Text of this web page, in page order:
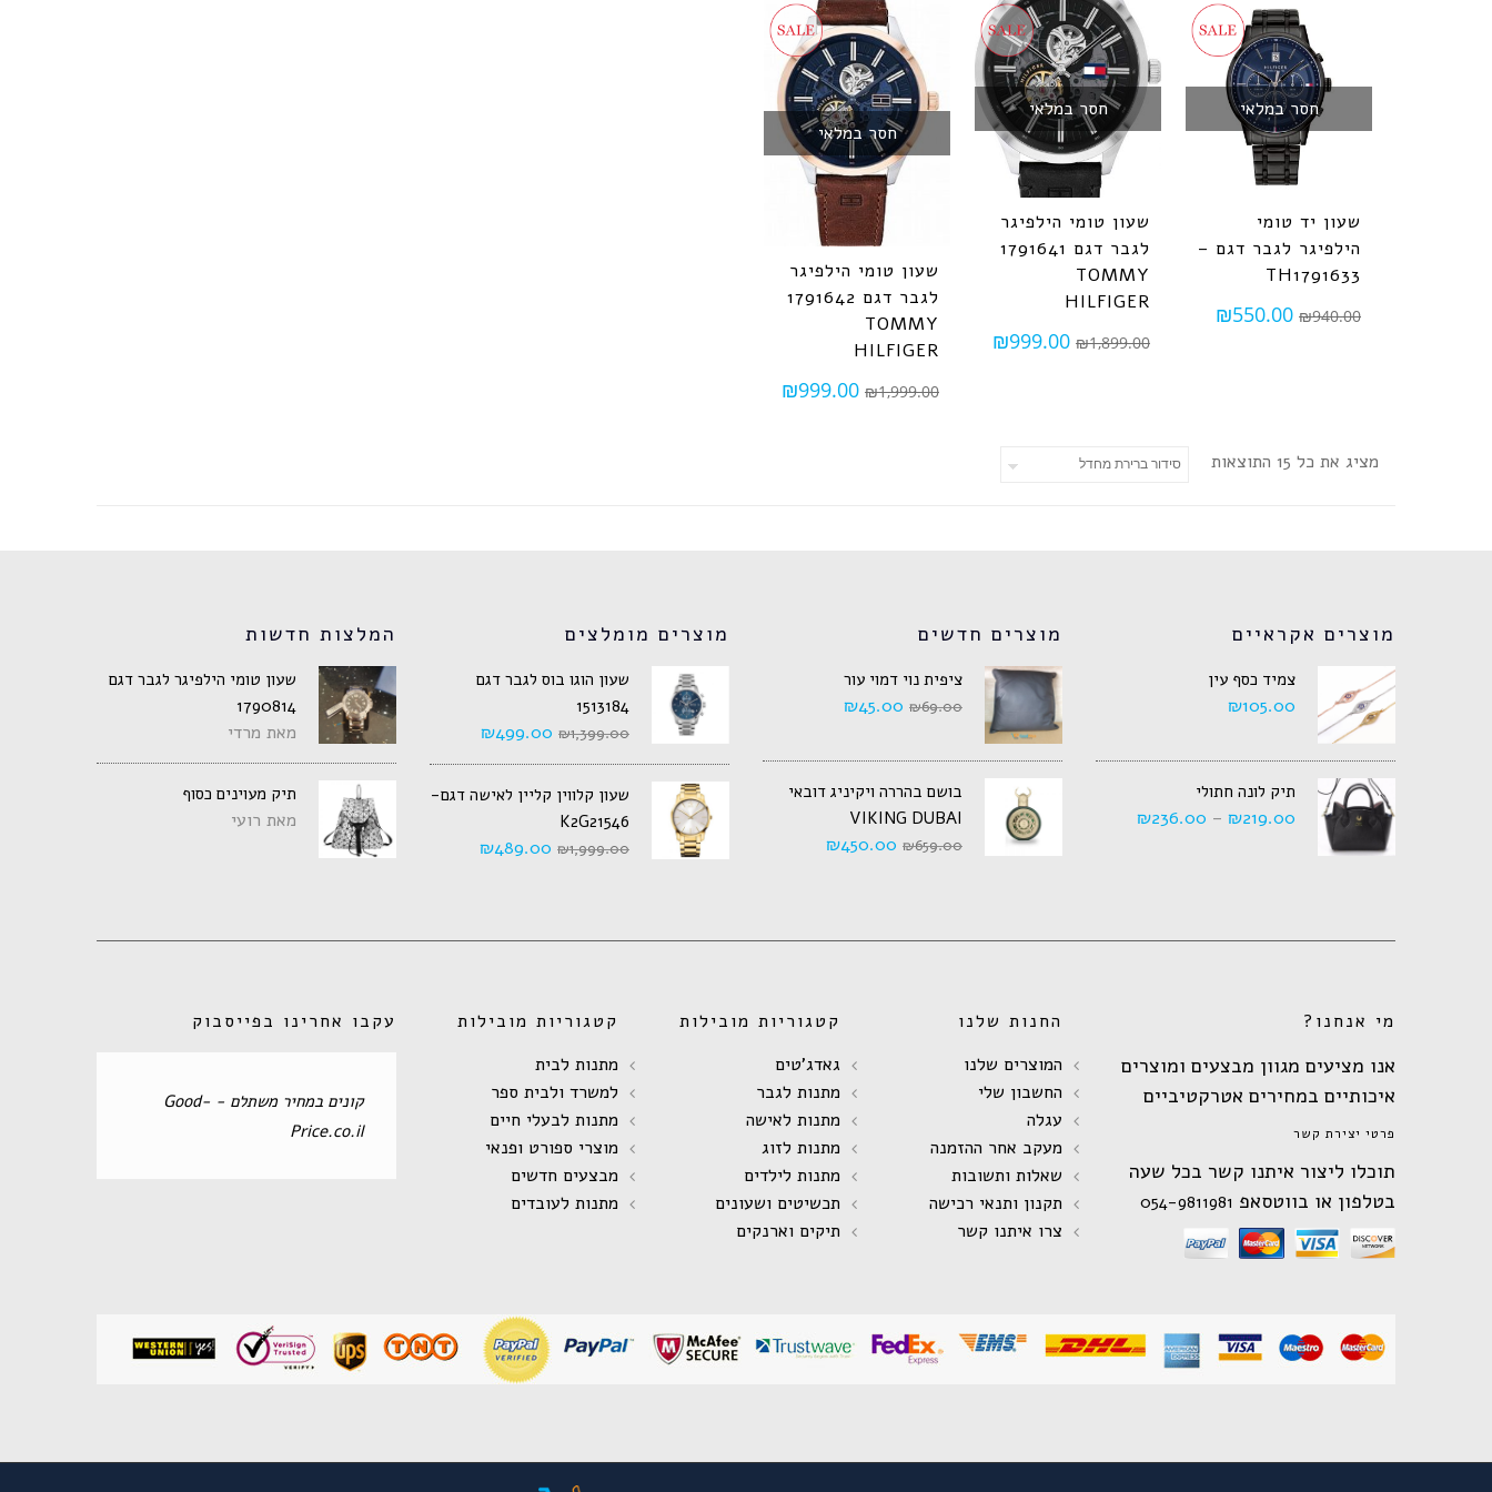
חסר במלאי
שעון יד טומי
הילפיגר לגבר דגם –
TH1791633
₪940.00
₪550.00
חסר במלאי
שעון טומי הילפיגר
לגבר דגם 1791641
TOMMY
HILFIGER
₪1,899.00
₪999.00
חסר במלאי
שעון טומי הילפיגר
לגבר דגם 1791642
TOMMY
HILFIGER
₪1,999.00
₪999.00
מציג את כל 15 התוצאות
המלצות חדשות
שעון טומי הילפיגר לגבר דגם
1790814
מאת מרדי
תיק מעוינים כסוף
מאת רועי
מוצרים מומלצים
שעון הוגו בוס לגבר דגם
1513184
₪1,399.00
₪499.00
שעון קלווין קליין לאישה דגם-
K2G21546
₪1,999.00
₪489.00
מוצרים חדשים
ציפית נוי דמוי עור
₪69.00
₪45.00
בושם בהררה ויקיניג דובאי
VIKING DUBAI
₪659.00
₪450.00
מוצרים אקראיים
צמיד כסף עין
₪105.00
תיק לונה חתולי
₪219.00
–
₪236.00
עקבו אחרינו בפייסבוק
‏קונים במחיר משתלם - Good-
Price.co.il‏
קטגוריות מובילות
מתנות לבית
למשרד ולבית ספר
מתנות לבעלי חיים
מוצרי ספורט ופנאי
מבצעים חדשים
מתנות לעובדים
קטגוריות מובילות
גאדג'טים
מתנות לגבר
מתנות לאישה
מתנות לזוג
מתנות לילדים
תכשיטים ושעונים
תיקים וארנקים
החנות שלנו
המוצרים שלנו
החשבון שלי
עגלה
מעקב אחר ההזמנה
שאלות ותשובות
תקנון ותנאי רכישה
צרו איתנו קשר
מי אנחנו?
אנו מציעים מגוון מבצעים ומוצרים
איכותיים במחירים אטרקטיביים
פרטי יצירת קשר
תוכלו ליצור איתנו קשר בכל שעה
בטלפון או בווטסאפ 054-9811981